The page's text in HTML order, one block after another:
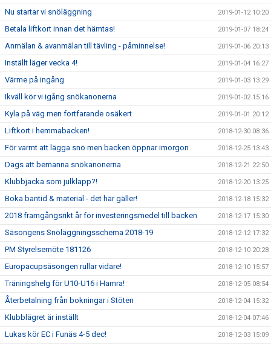
Nu startar vi snöläggning 2019-01-12 10:20
Betala liftkort innan det hämtas! 2019-01-07 18:24
Anmälan & avanmälan till tävling - påminnelse! 2019-01-06 20:13
Inställt läger vecka 4! 2019-01-04 16:27
Värme på ingång 2019-01-03 13:29
Ikväll kör vi igång snökanonerna 2019-01-02 15:16
Kyla på väg men fortfarande osäkert 2019-01-01 20:12
Liftkort i hemmabacken! 2018-12-30 08:36
För varmt att lägga snö men backen öppnar imorgon 2018-12-25 13:43
Dags att bemanna snökanonerna 2018-12-21 22:50
Klubbjacka som julklapp?! 2018-12-20 13:25
Boka bantid & material - det här gäller! 2018-12-18 15:32
2018 framgångsrikt år för investeringsmedel till backen 2018-12-17 15:30
Säsongens Snöläggningsschema 2018-19 2018-12-12 17:32
PM Styrelsemöte 181126 2018-12-10 20:28
Europacupsäsongen rullar vidare! 2018-12-10 15:57
Träningshelg för U10-U16 i Hamra! 2018-12-05 08:54
Återbetalning från bokningar i Stöten 2018-12-04 15:32
Klubblägret är inställt 2018-12-04 07:46
Lukas kör EC i Funäs 4-5 dec! 2018-12-03 15:09